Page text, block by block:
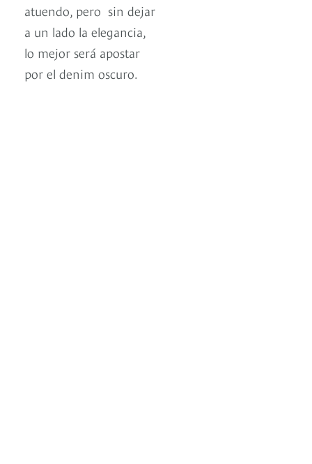
atuendo, pero sin dejar
a un lado la elegancia,
lo mejor será apostar
por el denim oscuro.